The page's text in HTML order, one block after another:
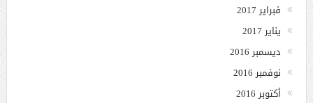
فبراير 2017
يناير 2017
ديسمبر 2016
نوفمبر 2016
أكتوبر 2016